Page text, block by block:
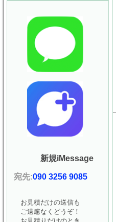
新規iMessage
宛先:090 3256 9085
お見積だけの送信も
ご遠慮なくどうぞ！